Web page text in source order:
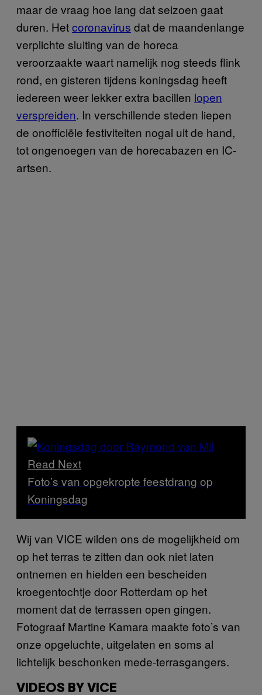
maar de vraag hoe lang dat seizoen gaat
duren. Hetcoronavirus dat de maandenlange
verplichte sluiting van de horeca
veroorzaakte waart namelijk nog steeds flink
rond, en gisteren tijdens koningsdag heeft
iedereen weer lekker extra bacillen lopen
verspreiden. In verschillende steden liepen
de onofficiële festiviteiten nogal uit de hand,
tot ongenoegen van de horecabazen en IC-
artsen.
Read Next
Foto’s van opgekropte feestdrang op
Koningsdag
Wij van VICE wilden ons de mogelijkheid om
op het terras te zitten dan ook niet laten
ontnemen en hielden een bescheiden
kroegentochtje door Rotterdam op het
moment dat de terrassen open gingen.
Fotograaf Martine Kamara maakte foto’s van
onze opgeluchte, uitgelaten en soms al
lichtelijk beschonken mede-terrasgangers.
VIDEOS BY VICE